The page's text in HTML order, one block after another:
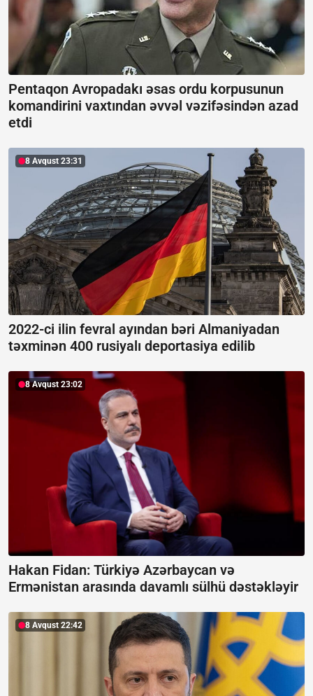
Pentaqon Avropadakı əsas ordu korpusunun
komandirini vaxtından əvvəl vəzifəsindən azad
etdi
8 Avqust 23:31
2022-ci ilin fevral ayından bəri Almaniyadan
təxminən 400 rusiyalı deportasiya edilib
8 Avqust 23:02
Hakan Fidan: Türkiyə Azərbaycan və
Ermənistan arasında davamlı sülhü dəstəkləyir
8 Avqust 22:42